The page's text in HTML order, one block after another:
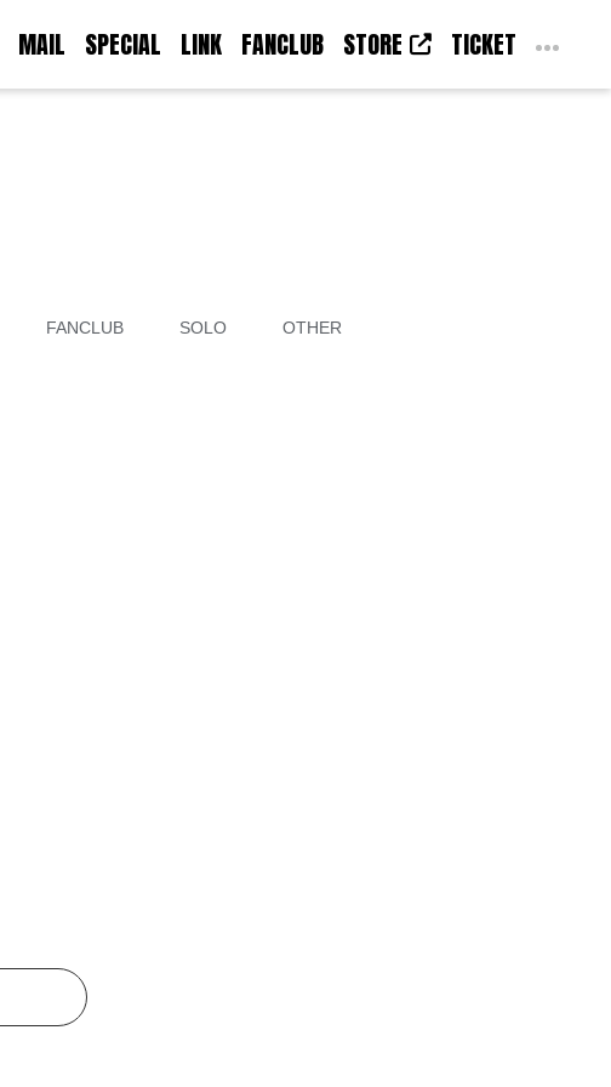
MAIL SPECIAL LINK FANCLUB STORE TICKET
FANCLUB SOLO OTHER